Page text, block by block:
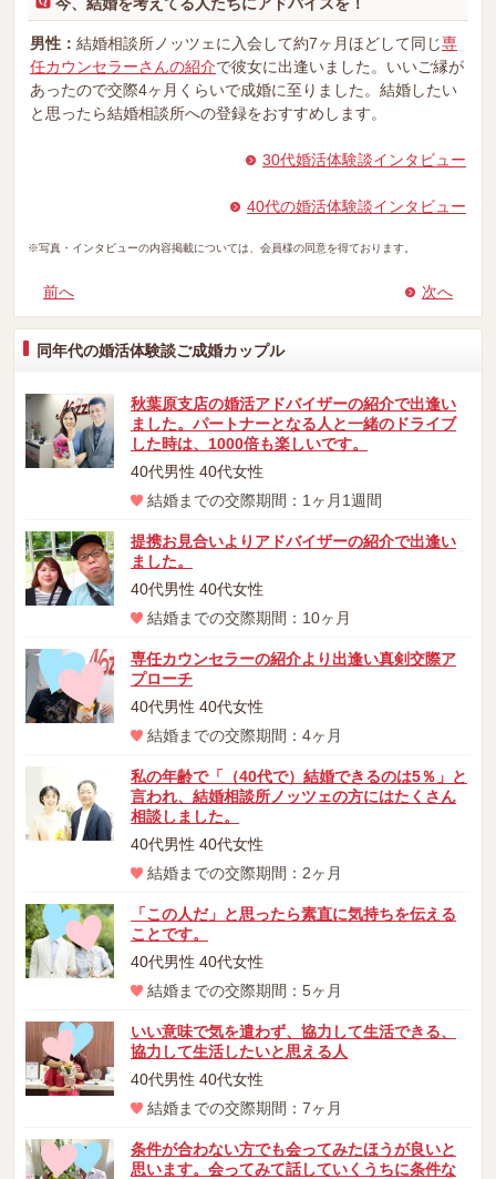
今、結婚を考えてる人たちにアドバイスを！
男性： 結婚相談所ノッツェに入会して約7ヶ月ほどして同じ専
任カウンセラーさんの紹介で彼女に出逢いました。いいご縁が
あったので交際4ヶ月くらいで成婚に至りました。結婚したい
と思ったら結婚相談所への登録をおすすめします。
30代婚活体験談インタビュー
40代の婚活体験談インタビュー
※写真・インタビューの内容掲載については、会員様の同意を得ております。
前へ 次へ
同年代の婚活体験談ご成婚カップル
秋葉原支店の婚活アドバイザーの紹介で出逢い
ました。パートナーとなる人と一緒のドライブ
した時は、1000倍も楽しいです。
40代男性 40代女性
結婚までの交際期間：1ヶ月1週間
提携お見合いよりアドバイザーの紹介で出逢い
ました。
40代男性 40代女性
結婚までの交際期間：10ヶ月
専任カウンセラーの紹介より出逢い真剣交際ア
プローチ
40代男性 40代女性
結婚までの交際期間：4ヶ月
私の年齢で「（40代で）結婚できるのは5％」と
言われ、結婚相談所ノッツェの方にはたくさん
相談しました。
40代男性 40代女性
結婚までの交際期間：2ヶ月
「この人だ」と思ったら素直に気持ちを伝える
ことです。
40代男性 40代女性
結婚までの交際期間：5ヶ月
いい意味で気を遣わず、協力して生活できる、
協力して生活したいと思える人
40代男性 40代女性
結婚までの交際期間：7ヶ月
条件が合わない方でも会ってみたほうが良いと
思います。会ってみて話していくうちに条件な